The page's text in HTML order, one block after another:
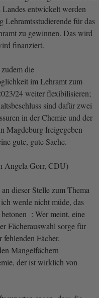
Landes entwickelt werden
Lehramtsstudierende für das
zu gewinnen. Das wird
finanziert.
die
im Lehramt zum
24 weiter flexibilisieren;
sind dafür zwei
in der Chemie und der
Magdeburg freigegeben
gute, gute Sache.
Angela Gorr, CDU)
dieser Stelle zum Thema
werde nicht müde, das
: Wer meint, eine
Fächerauswahl sorge für
Fächer,
Mangelfächern
der ist wirklich von